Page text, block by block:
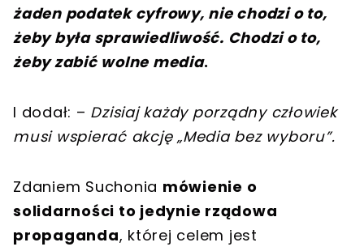
żaden podatek cyfrowy, nie chodzi o to,
żeby była sprawiedliwość. Chodzi o to,
żeby zabić wolne media.
I dodał: – Dzisiaj każdy porządny człowiek
musi wspierać akcję „Media bez wyboru”.
Zdaniem Suchonia mówienie o
solidarności to jedynie rządowa
propaganda, której celem jest